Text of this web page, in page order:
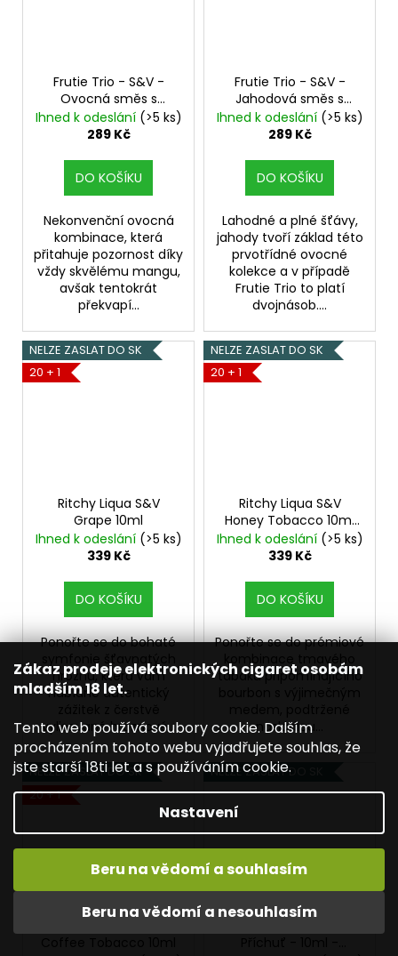
Zákaz prodeje elektronických cigaret osobám
mladším 18 let.
Tento web používá soubory cookie. Dalším
procházením tohoto webu vyjadřujete souhlas, že
jste starší 18ti let a s používáním cookie.
Nastavení
Beru na vědomí a nesouhlasím
Beru na vědomí a souhlasím
Frutie Trio - S&V -
Ovocná směs s
mangem - 10ml
Mango, Hruška,
Ihned k odeslání (>5 ks)
289 Kč
DO KOŠÍKU
Nekonvenční ovocná
kombinace, která
přitahuje pozornost díky
vždy skvělému mangu,
avšak tentokrát
překvapí...
Frutie Trio - S&V -
Jahodová směs s
banánem - 10ml
Jahoda, Banán
Ihned k odeslání (>5 ks)
289 Kč
DO KOŠÍKU
Lahodné a plné šťávy,
jahody tvoří základ této
prvotřídné ovocné
kolekce a v případě
Frutie Trio to platí
dvojnásob....
NELZE ZASLAT DO SK
20 + 1
Ritchy Liqua S&V
Grape 10ml
Ihned k odeslání (>5 ks)
339 Kč
DO KOŠÍKU
Ponořte se do bohaté
symfonie šťavnatých
hroznů, která vám
nabídne autentický
vylisované hroznové...
NELZE ZASLAT DO SK
20 + 1
Ritchy Liqua S&V
Honey Tobacco 10ml
Medový tabák
Ihned k odeslání (>5 ks)
339 Kč
DO KOŠÍKU
Ponořte se do prémiové
kombinace tmavého
tabáku připomínajícího
nasládlou...
NELZE ZASLAT DO SK
20 + 1
NELZE ZASLAT DO SK